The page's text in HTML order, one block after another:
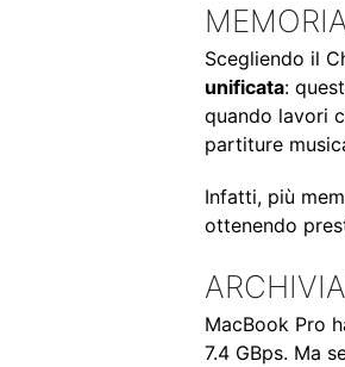
Scegliendo il
unificata:
quando lavori
partiture
Infatti, più
ottenendo
MacBook Pro
7.4 GBps. Ma